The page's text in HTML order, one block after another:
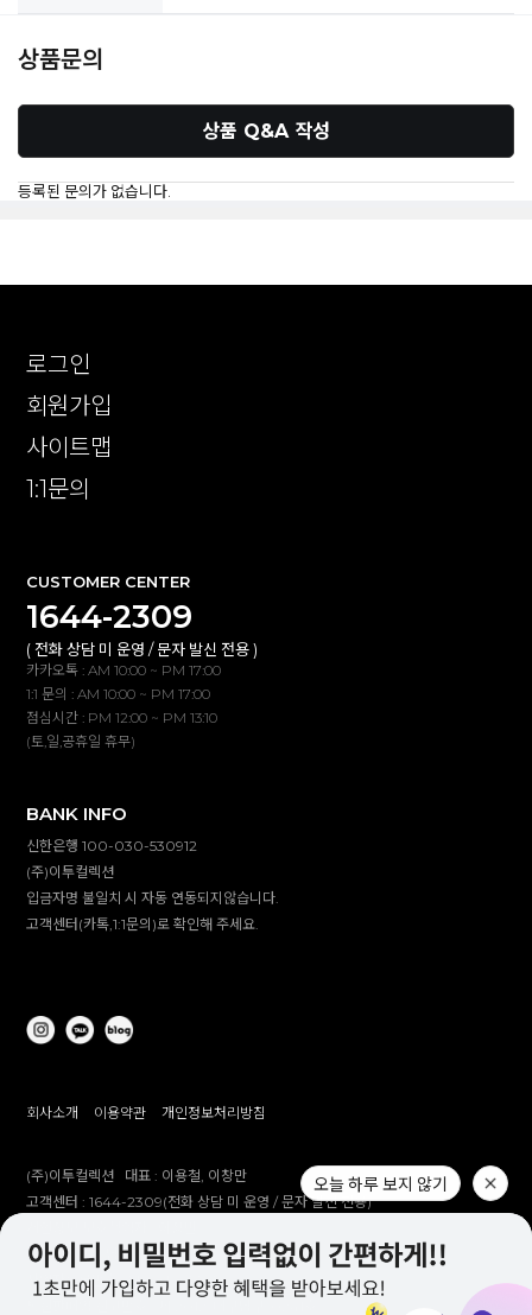
상품문의
상품 Q&A 작성
등록된 문의가 없습니다.
로그인
회원가입
사이트맵
1:1문의
CUSTOMER CENTER
1644-2309
( 전화 상담 미 운영 / 문자 발신 전용 )
카카오톡 : AM 10:00 ~ PM 17:00
1:1 문의 : AM 10:00 ~ PM 17:00
점심시간 : PM 12:00 ~ PM 13:10
(토,일,공휴일 휴무)
BANK INFO
신한은행 100-030-530912
(주)이투컬렉션
입금자명 불일치 시 자동 연동되지않습니다.
고객센터(카톡,1:1문의)로 확인해 주세요.
회사소개 이용약관 개인정보처리방침
(주)이투컬렉션 대표 : 이용철, 이창만
고객센터 :1644-2309(전화 상담 미 운영 / 문자 발신 전용)
주소 :대구시 남구 대명남로 192
사업자등록번호 :514-81-83305
오늘 하루 보지 않기